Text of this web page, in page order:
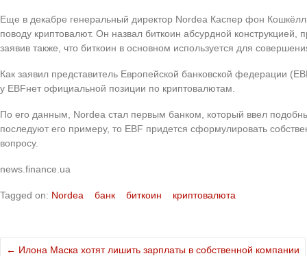
Еще в декабре генеральный директор Nordea Каспер фон
поводу криптовалют. Он назвал биткоин абсурдной конструкцией,
заявив также, что биткоин в основном используется для
Как заявил представитель Европейской банковской федерации (
у EBFнет официальной позиции по криптовалютам.
По его данным, Nordea стал первым банком, который ввел
последуют его примеру, то EBF придется сформулировать
вопросу.
news.finance.ua
Tagged on: Nordea банк биткоин криптовалюта
← Илона Маска хотят лишить зарплаты в собственной компании